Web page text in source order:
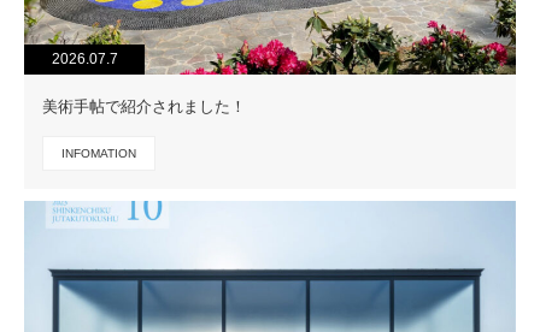
2026.07.7
美術手帖で紹介されました！
INFOMATION